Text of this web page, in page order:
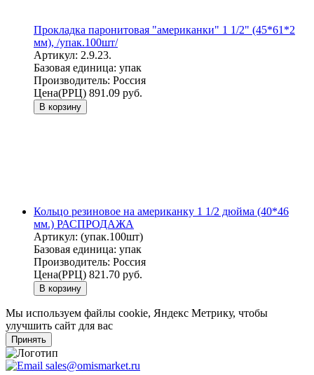
Прокладка паронитовая "американки" 1 1/2" (45*61*2
мм), /упак.100шт/
Артикул: 2.9.23.
Базовая единица: упак
Производитель: Россия
Цена(РРЦ) 891.09 руб.
В корзину
Кольцо резиновое на американку 1 1/2 дюйма (40*46
мм.) РАСПРОДАЖА
Артикул: (упак.100шт)
Базовая единица: упак
Производитель: Россия
Цена(РРЦ) 821.70 руб.
В корзину
Мы используем файлы cookie, Яндекс Метрику, чтобы
улучшить сайт для вас
Принять
sales@omismarket.ru